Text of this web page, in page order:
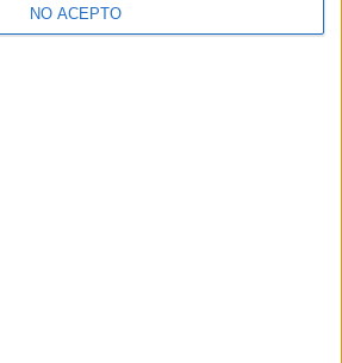
NO ACEPTO